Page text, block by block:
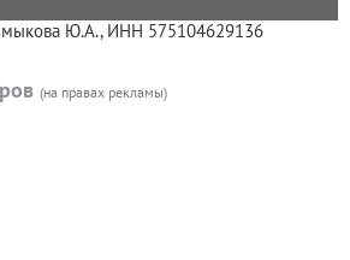
Ю.А., ИНН 575104629136
(на правах рекламы)